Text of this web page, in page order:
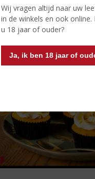
Wij vragen altijd naar uw
in de winkels en ook online.
u 18 jaar of ouder?
Ja, ik ben 18 jaar of